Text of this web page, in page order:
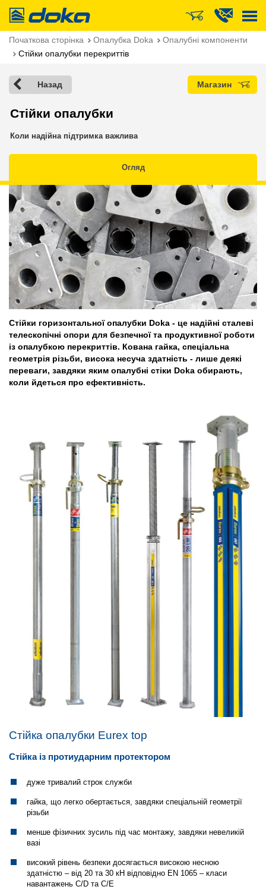
Doka
Початкова сторінка Опалубка Doka
Опалубні компоненти
Стійки опалубки перекриттів
Назад Магазин
Стійки опалубки
Коли надійна підтримка важлива
Огляд
Стійки горизонтальної опалубки Doka - це надійні сталеві
телескопічні опори для безпечної та продуктивної роботи
із опалубкою перекриттів. Кована гайка, спеціальна
геометрія різьби, висока несуча здатність - лише деякі
переваги, завдяки яким опалубні стіки Doka обирають,
коли йдеться про ефективність.
Стійка опалубки Eurex top
Стійка із протиударним протектором
дуже тривалий строк служби
гайка, що легко обертається, завдяки спеціальній геометрії
різьби
менше фізичних зусиль під час монтажу, завдяки невеликій
вазі
високий рівень безпеки досягається високою несною
здатністю – від 20 та 30 кН відповідно EN 1065 – класи
навантажень C/D та C/E